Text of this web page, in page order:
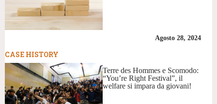
Agosto 28, 2024
CASE HISTORY
Terre des Hommes e Scomodo:
“You’re Right Festival”, il
welfare si impara da giovani!